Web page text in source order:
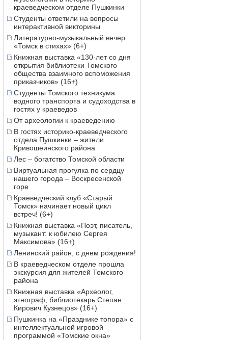
краеведческом отделе Пушкинки
Студенты ответили на вопросы
интерактивной викторины
Литературно-музыкальный вечер
«Томск в стихах» (6+)
Книжная выставка «130-лет со дня
открытия библиотеки Томского
общества взаимного вспоможения
приказчиков» (16+)
Студенты Томского техникума
водного транспорта и судоходства в
гостях у краеведов
От археологии к краеведению
В гостях историко-краеведческого
отдела Пушкинки – жители
Кривошеинского района
Лес – богатство Томской области
Виртуальная прогулка по сердцу
нашего города – Воскресенской
горе
Краеведческий клуб «Старый
Томск» начинает новый цикл
встреч! (6+)
Книжная выставка «Поэт, писатель,
музыкант: к юбилею Сергея
Максимова» (16+)
Ленинский район, с днем рождения!
В краеведческом отделе прошла
экскурсия для жителей Томского
района
Книжная выставка «Археолог,
этнограф, библиотекарь Степан
Кирович Кузнецов» (16+)
Пушкинка на «Празднике топора» с
интеллектуальной игровой
программой «Томские окна»